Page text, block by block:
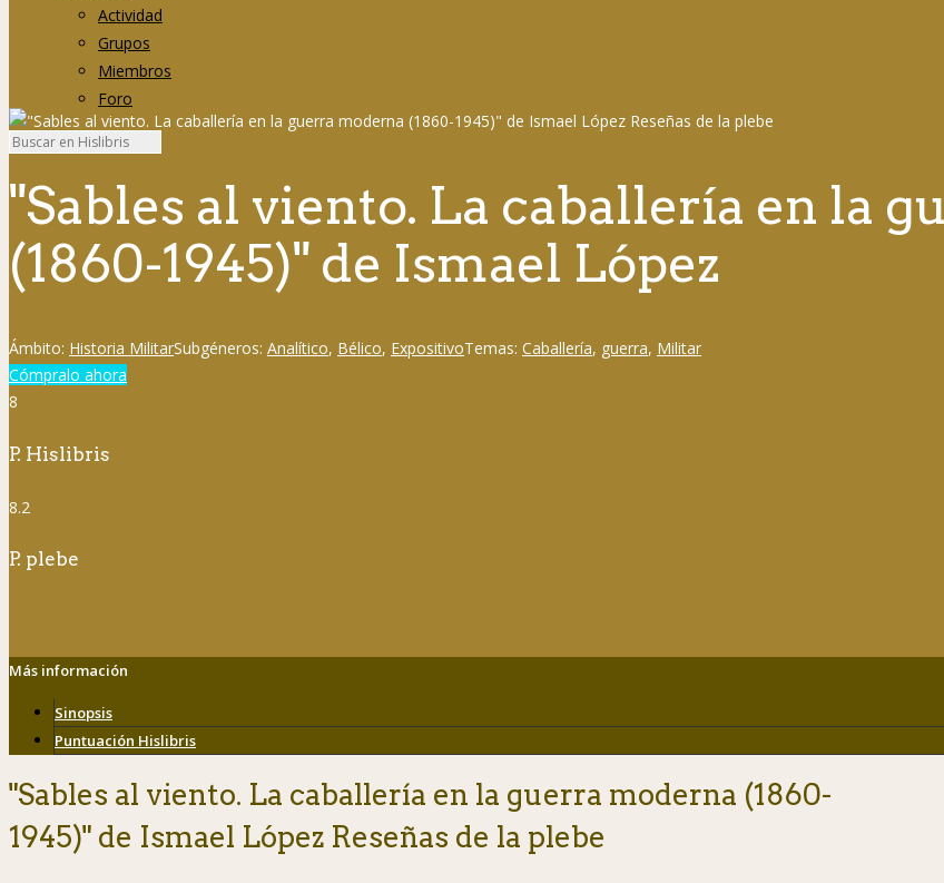
Actividad
Grupos
Miembros
Foro
"Sables al viento. La caballería en la
(1860-1945)" de Ismael López
Ámbito: Historia MilitarSubgéneros: Analítico, Bélico, ExpositivoTemas: Caballería, guerra, Militar
Cómpralo ahora
8
P. Hislibris
8.2
P. plebe
Más información
Sinopsis
Puntuación Hislibris
"Sables al viento. La caballería en la guerra moderna (1860-
1945)" de Ismael López Reseñas de la plebe